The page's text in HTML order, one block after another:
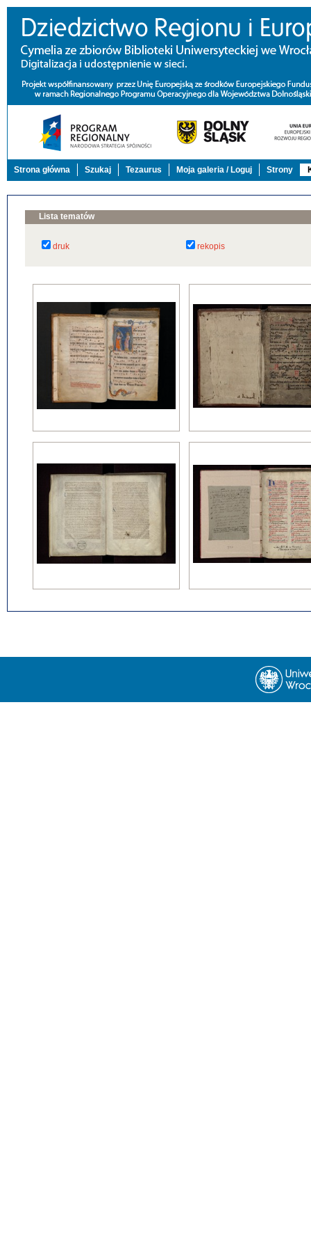
Strona główna Szukaj Tezaurus Moja galeria / Loguj Strony
Lista tematów
druk rekopis